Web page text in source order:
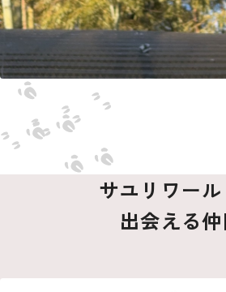
サユリワー
出会える